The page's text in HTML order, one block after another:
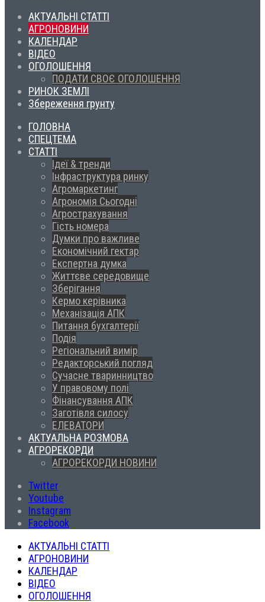
АКТУАЛЬНІ СТАТТІ
АГРОНОВИНИ
КАЛЕНДАР
ВІДЕО
ОГОЛОШЕННЯ
ПОДАТИ СВОЄ ОГОЛОШЕННЯ
РИНОК ЗЕМЛІ
Збереження грунту
ГОЛОВНА
СПЕЦТЕМА
СТАТТІ
Ідеї & тренди
Інфраструктура ринку
Агромаркетинг
Агрономія Сьогодні
Агрострахування
Гість номера
Думки про важливе
Економічний гектар
Експертна думка
Життєве середовище
Зберігання
Кермо керівника
Механізація АПК
Питання бухгалтерії
Подія
Регіональний вимір
Редакторський погляд
Сучасне тваринництво
У правовому полі
Фінансування АПК
Заготівля силосу
ЕЛЕВАТОРИ
АКТУАЛЬНА РОЗМОВА
АГРОРЕКОРДИ
АГРОРЕКОРДИ НОВИНИ
Twitter
Youtube
Instagram
Facebook
АКТУАЛЬНІ СТАТТІ
АГРОНОВИНИ
КАЛЕНДАР
ВІДЕО
ОГОЛОШЕННЯ